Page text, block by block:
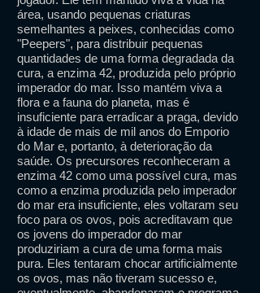
área, usando pequenas criaturas
semelhantes a peixes, conhecidas como
"Peepers", para distribuir pequenas
quantidades de uma forma degradada da
cura, a enzima 42, produzida pelo próprio
imperador do mar. Isso mantém viva a
flora e a fauna do planeta, mas é
insuficiente para erradicar a praga, devido
à idade de mais de mil anos do Emporio
do Mar e, portanto, à deterioração da
saúde. Os precursores reconheceram a
enzima 42 como uma possível cura, mas
como a enzima produzida pelo imperador
do mar era insuficiente, eles voltaram seu
foco para os ovos, pois acreditavam que
os jovens do imperador do mar
produziriam a cura de uma forma mais
pura. Eles tentaram chocar artificialmente
os ovos, mas não tiveram sucesso e,